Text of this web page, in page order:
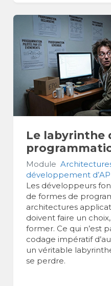
Le labyrinthe
Module
développement
Les développeurs
de formes de
architectures
doivent faire un
former. Ce qui n’est
codage impératif
un véritable
se perdre.